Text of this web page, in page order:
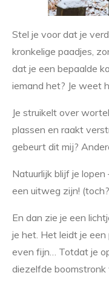
Stel je voor dat je
kronkelige paadjes,
dat je een bepaalde
iemand het? Je weet
Je struikelt over
plassen en raakt
gebeurt dit mij?
Natuurlijk blijf je
een uitweg zijn!
En dan zie je een
je het. Het leidt je
even fijn… Totdat je
diezelfde boomstronk